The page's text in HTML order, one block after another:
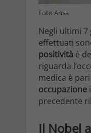
Foto Ansa
Negli ultimi
effettuati
positività è
riguarda
medica è
occupazione
precedente
Il Nobel